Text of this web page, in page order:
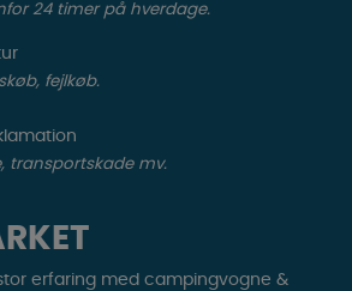
24 timer på hverdage.
fejlkøb.
transportskade mv.
erfaring med campingvogne &